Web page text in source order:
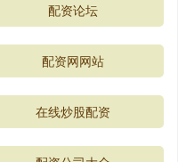
配资论坛
配资网网站
在线炒股配资